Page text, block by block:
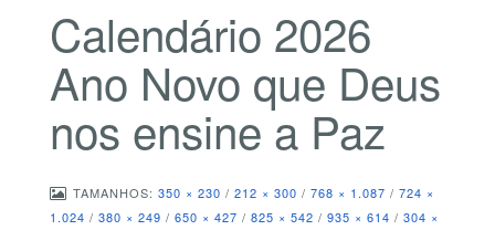
Calendário 2026
Ano Novo que Deus
nos ensine a Paz
TAMANHOS: 350 × 230 / 212 × 300 / 768 × 1.087 / 724 ×
1.024 / 380 × 249 / 650 × 427 / 825 × 542 / 935 × 614 / 304 ×